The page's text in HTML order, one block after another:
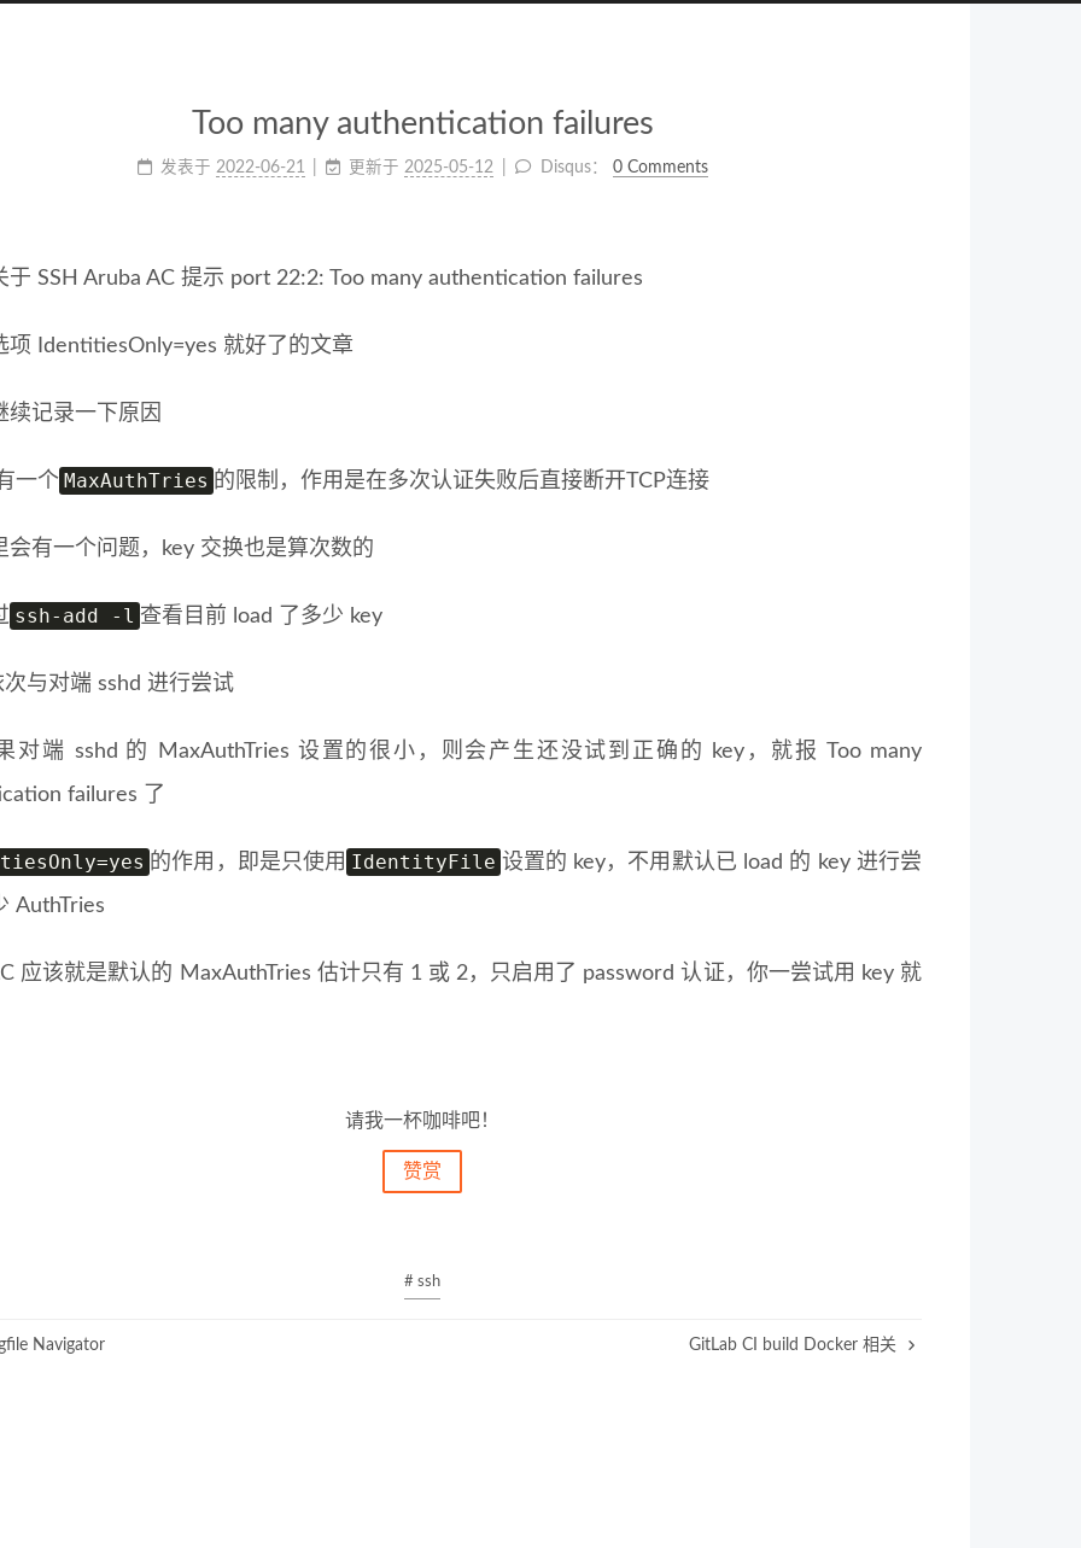
Too many authentication failures
发表于 2022-06-21 更新于 2025-05-12 Disqus： 0 Comments
于 SSH Aruba AC 提示 port 22:2: Too many authentication failures
项 IdentitiesOnly=yes 就好了的文章
续记录一下原因
一个 MaxAuthTries 的限制，作用是在多次认证失败后直接断开TCP连接
会有一个问题，key 交换也是算次数的
ssh-add -l 查看目前 load 了多少 key
次与对端 sshd 进行尝试
对端 sshd 的 MaxAuthTries 设置的很小，则会产生还没试到正确的 key，就报 Too many
failures 了
的作用，即是只使用 IdentityFile 设置的 key，不用默认已 load 的 key 进行尝
AuthTries
应该就是默认的 MaxAuthTries 估计只有 1 或 2，只启用了 password 认证，你一尝试用 key 就
请我一杯咖啡吧！
赞赏
# ssh
Navigator GitLab CI build Docker 相关